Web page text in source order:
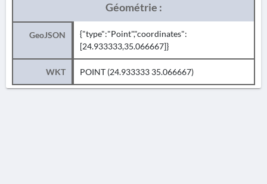
Géométrie :
GeoJSON
{"type":"Point","coordinates":
[24.933333,35.066667]}
WKT POINT (24.933333 35.066667)